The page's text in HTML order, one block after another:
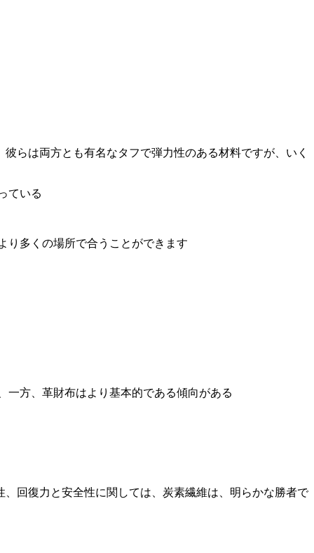
らは両方とも有名なタフで弾力性のある材料ですが、いく
ている
り多くの場所で合うことができます
一方、革財布はより基本的である傾向がある
回復力と安全性に関しては、炭素繊維は、明らかな勝者で